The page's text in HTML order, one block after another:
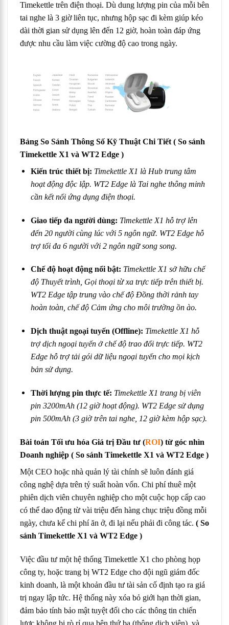
Timekettle trên điện thoại. Dù dung lượng pin của mỗi bên
tai nghe là 3 giờ liên tục, nhưng hộp sạc đi kèm giúp kéo
dài thời gian sử dụng lên đến 12 giờ, hoàn toàn đáp ứng
được nhu cầu làm việc cường độ cao trong ngày.
Bảng So Sánh Thông Số Kỹ Thuật Chi Tiết ( So sánh
Timekettle X1 và WT2 Edge )
Kiến trúc thiết bị: Timekettle X1 là Hub trung tâm
hoạt động độc lập. WT2 Edge là Tai nghe thông minh
cần kết nối ứng dụng điện thoại.
Giao tiếp đa người dùng: Timekettle X1 hỗ trợ lên
đến 20 người cùng lúc với 5 ngôn ngữ. WT2 Edge hỗ
trợ tối đa 6 người với 2 ngôn ngữ song song.
Chế độ hoạt động nổi bật: Timekettle X1 sở hữu chế
độ Thuyết trình, Gọi thoại từ xa trực tiếp trên thiết bị.
WT2 Edge tập trung vào chế độ Đồng thời rảnh tay
hoàn toàn, chế độ Cảm ứng cho môi trường ồn ào.
Dịch thuật ngoại tuyến (Offline): Timekettle X1 hỗ
trợ dịch ngoại tuyến ở chế độ trao đổi trực tiếp. WT2
Edge hỗ trợ tải gói dữ liệu ngoại tuyến cho mọi kịch
bản sử dụng.
Thời lượng pin thực tế: Timekettle X1 trang bị viên
pin 3200mAh (12 giờ hoạt động). WT2 Edge sử dụng
pin 500mAh (3 giờ trên tai nghe, 12 giờ kèm hộp sạc).
Bài toán Tối ưu hóa Giá trị Đầu tư (ROI) từ góc nhìn
Doanh nghiệp ( So sánh Timekettle X1 và WT2 Edge )
Một CEO hoặc nhà quản lý tài chính sẽ luôn đánh giá
công nghệ dựa trên tỷ suất hoàn vốn. Chi phí thuê một
phiên dịch viên chuyên nghiệp cho một cuộc họp cấp cao
có thể dao động từ vài triệu đến hàng chục triệu đồng mỗi
ngày, chưa kể chi phí ăn ở, đi lại nếu phải đi công tác. ( So
sánh Timekettle X1 và WT2 Edge )
Việc đầu tư một hệ thống Timekettle X1 cho phòng họp
công ty, hoặc trang bị WT2 Edge cho đội ngũ giám đốc
kinh doanh, là một khoản đầu tư tài sản cố định tạo ra giá
trị ngay lập tức. Hệ thống này xóa bỏ giới hạn thời gian,
đảm bảo tính bảo mật tuyệt đối cho các thông tin chiến
lược không bị rò rỉ qua bên thứ ba (thông dịch viên), và